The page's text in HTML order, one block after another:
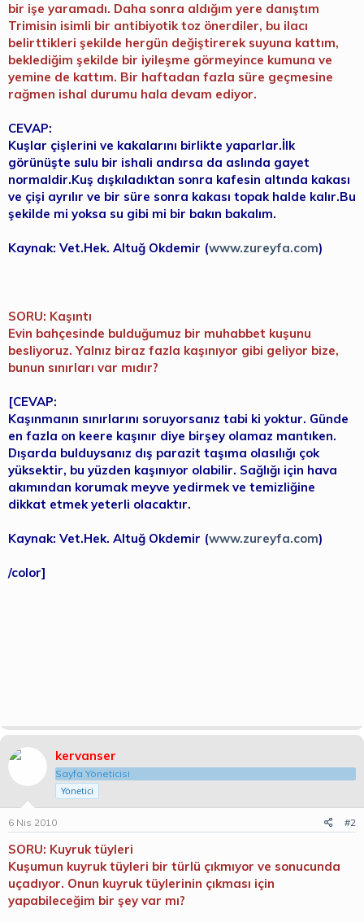
bir işe yaramadı. Daha sonra aldığım yere danıştım
Trimisin isimli bir antibiyotik toz önerdiler, bu ilacı
belirttikleri şekilde hergün değiştirerek suyuna kattım,
beklediğim şekilde bir iyileşme görmeyince kumuna ve
yemine de kattım. Bir haftadan fazla süre geçmesine
rağmen ishal durumu hala devam ediyor.
CEVAP:
Kuşlar çişlerini ve kakalarını birlikte yaparlar.İlk
görünüşte sulu bir ishali andırsa da aslında gayet
normaldir.Kuş dışkıladıktan sonra kafesin altında kakası
ve çişi ayrılır ve bir süre sonra kakası topak halde kalır.Bu
şekilde mi yoksa su gibi mi bir bakın bakalım.
Kaynak: Vet.Hek. Altuğ Okdemir (www.zureyfa.com)
SORU: Kaşıntı
Evin bahçesinde bulduğumuz bir muhabbet kuşunu
besliyoruz. Yalnız biraz fazla kaşınıyor gibi geliyor bize,
bunun sınırları var mıdır?
[CEVAP:
Kaşınmanın sınırlarını soruyorsanız tabi ki yoktur. Günde
en fazla on keere kaşınır diye birşey olamaz mantıken.
Dışarda bulduysanız dış parazit taşıma olasılığı çok
yüksektir, bu yüzden kaşınıyor olabilir. Sağlığı için hava
akımından korumak meyve yedirmek ve temizliğine
dikkat etmek yeterli olacaktır.
Kaynak: Vet.Hek. Altuğ Okdemir (www.zureyfa.com)
/color]
kervanser
Sayfa Yöneticisi
Yönetici
6 Nis 2010 #2
SORU: Kuyruk tüyleri
Kuşumun kuyruk tüyleri bir türlü çıkmıyor ve sonucunda
uçadıyor. Onun kuyruk tüylerinin çıkması için
yapabileceğim bir şey var mı?